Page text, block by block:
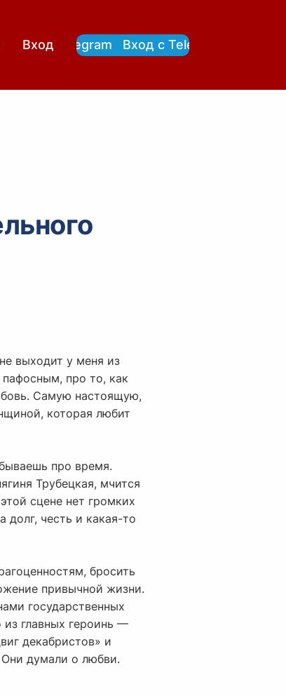
Вход
Вход с Telegram Вход с Telegram
выходит у меня из
про то, как
Самую настоящую,
которая любит
про время.
Трубецкая, мчится
сцене нет громких
долг, честь и какая-то
бросить
привычной жизни.
государственных
из главных героинь —
декабристов» и
думали о любви.